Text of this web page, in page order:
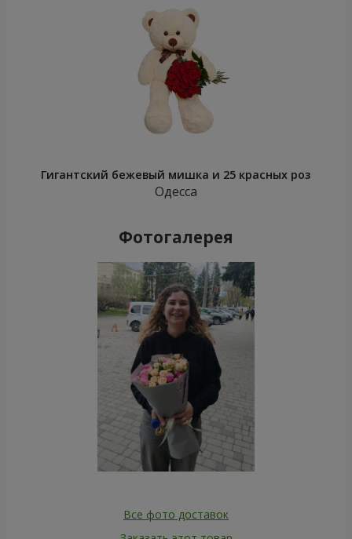
Гигантский бежевый мишка и 25 красных роз
Одесса
Фотогалерея
Все фото доставок